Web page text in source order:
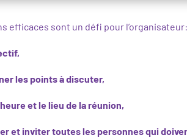
efficaces sont un défi pour l’organisateur:
les points à discuter,
et le lieu de la réunion,
et inviter toutes les personnes qui